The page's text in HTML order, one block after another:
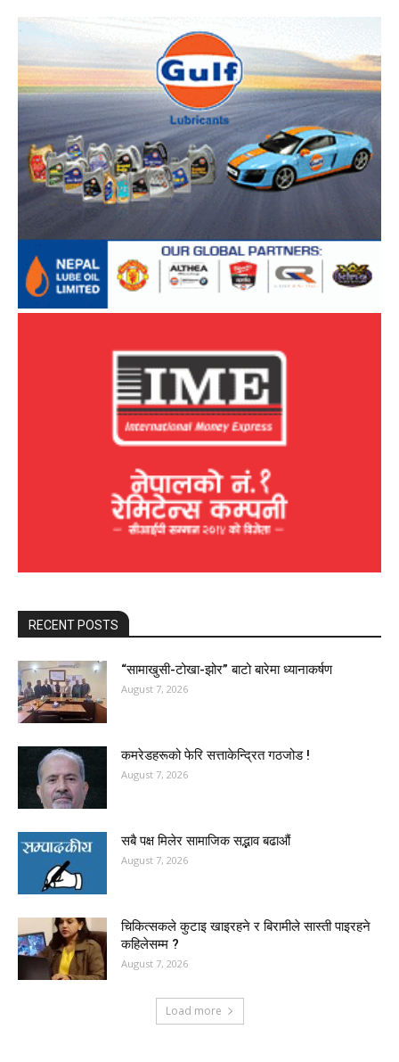
RECENT POSTS
“सामाखुसी-टोखा-झोर” बाटो बारेमा ध्यानाकर्षण
August 7, 2026
कमरेडहरूको फेरि सत्ताकेन्द्रित गठजोड !
August 7, 2026
सबै पक्ष मिलेर सामाजिक सद्भाव बढाऔं
August 7, 2026
चिकित्सकले कुटाइ खाइरहने र बिरामीले सास्ती पाइरहने
कहिलेसम्म ?
August 7, 2026
Load more